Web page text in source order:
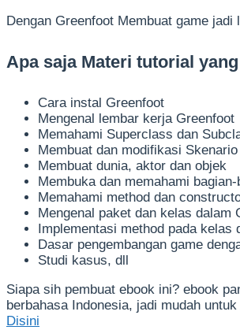
Dengan Greenfoot Membuat game jadi
Apa saja Materi tutorial
Cara instal Greenfoot
Mengenal lembar kerja Greenfoot
Memahami Superclass dan
Membuat dan modifikasi Skenario
Membuat dunia, aktor dan objek
Membuka dan memahami
Memahami method dan
Mengenal paket dan kelas dalam
Implementasi method pada kelas
Dasar pengembangan game
Studi kasus, dll
Siapa sih pembuat ebook ini? ebook
berbahasa Indonesia, jadi mudah
Disini